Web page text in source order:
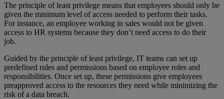
The principle of least privilege means that employees should only be
given the minimum level of access needed to perform their tasks.
For instance, an employee working in sales would not be given
access to HR systems because they don’t need access to do their
job.
Guided by the principle of least privilege, IT teams can set up
predefined rules and permissions based on employee roles and
responsibilities. Once set up, these permissions give employees
preapproved access to the resources they need while minimizing the
risk of a data breach.